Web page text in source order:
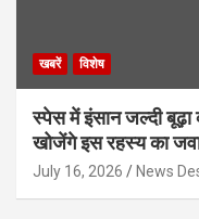
खबरें विशेष
स्पेस में इंसान जल्दी बूढ़ा
खोजेंगे इस रहस्य का
July 16, 2026 News